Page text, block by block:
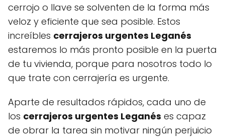
cerrojo o llave se solventen de la forma más
veloz y eficiente que sea posible. Estos
increíbles cerrajeros urgentes Leganés
estaremos lo más pronto posible en la puerta
de tu vivienda, porque para nosotros todo lo
que trate con cerrajería es urgente.
Aparte de resultados rápidos, cada uno de
los cerrajeros urgentes Leganés es capaz
de obrar la tarea sin motivar ningún perjuicio